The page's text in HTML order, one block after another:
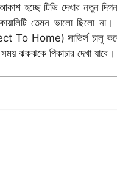
হচ্ছে টিভি দেখার নতুন
তেমন ভালো ছিলো না।
To Home) সাভির্স চালু
ঝকঝকে পিকাচার দেখা যাবে।